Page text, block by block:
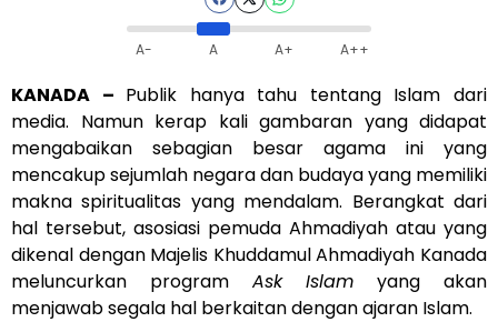
A- A A+ A++
KANADA – Publik hanya tahu tentang Islam dari
media. Namun kerap kali gambaran yang didapat
mengabaikan sebagian besar agama ini yang
mencakup sejumlah negara dan budaya yang memiliki
makna spiritualitas yang mendalam. Berangkat dari
hal tersebut, asosiasi pemuda Ahmadiyah atau yang
dikenal dengan Majelis Khuddamul Ahmadiyah Kanada
meluncurkan program Ask Islam yang akan
menjawab segala hal berkaitan dengan ajaran Islam.